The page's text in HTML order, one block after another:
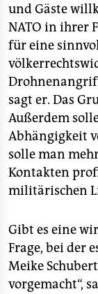
und Gäste
NATO in ihrer
für eine
sagt er. Das
Außerdem
Abhängigkeit
solle man
Kontakten
militärischen
Gibt es eine
Frage, bei der
Meike
vorgemacht“,